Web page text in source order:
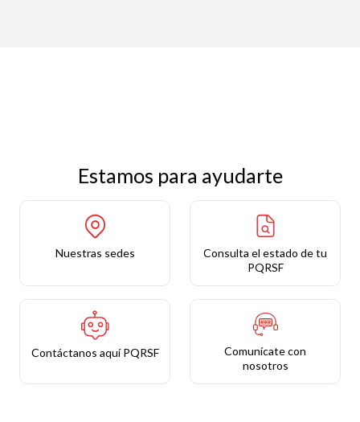
Estamos para ayudarte
Nuestras sedes
Consulta el estado de tu
PQRSF
Contáctanos aquí PQRSF
Comunícate con
nosotros